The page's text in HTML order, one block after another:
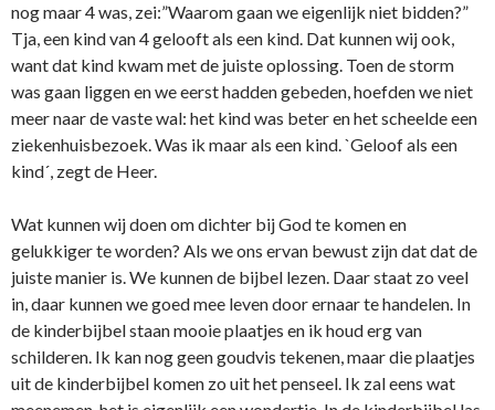
nog maar 4 was, zei:”Waarom gaan we eigenlijk niet bidden?”
Tja, een kind van 4 gelooft als een kind. Dat kunnen wij ook,
want dat kind kwam met de juiste oplossing. Toen de storm
was gaan liggen en we eerst hadden gebeden, hoefden we niet
meer naar de vaste wal: het kind was beter en het scheelde een
ziekenhuisbezoek. Was ik maar als een kind. `Geloof als een
kind´, zegt de Heer.
Wat kunnen wij doen om dichter bij God te komen en
gelukkiger te worden? Als we o­ns ervan bewust zijn dat dat de
juiste manier is. We kunnen de bijbel lezen. Daar staat zo veel
in, daar kunnen we goed mee leven door ernaar te handelen. In
de kinderbijbel staan mooie plaatjes en ik houd erg van
schilderen. Ik kan nog geen goudvis tekenen, maar die plaatjes
uit de kinderbijbel komen zo uit het penseel. Ik zal eens wat